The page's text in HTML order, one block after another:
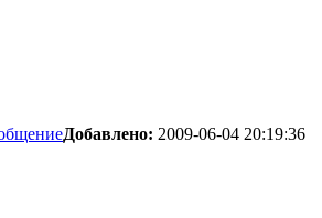
Добавлено: 2009-06-04 20:19:36